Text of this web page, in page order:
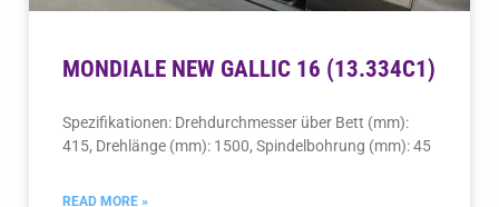
MONDIALE NEW GALLIC 16 (13.334C1)
Spezifikationen: Drehdurchmesser über Bett (mm):
415, Drehlänge (mm): 1500, Spindelbohrung (mm): 45
READ MORE »